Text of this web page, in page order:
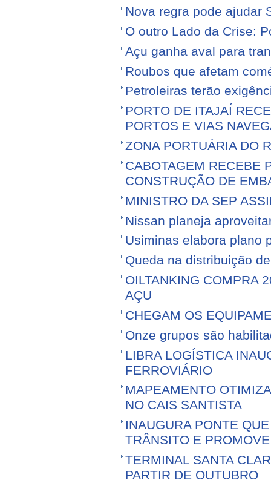
Nova regra pode ajudar
O outro Lado da Crise:
Açu ganha aval para
Roubos que afetam
Petroleiras terão
PORTO DE ITAJAÍ
PORTOS E VIAS
ZONA PORTUÁRIA DO
CABOTAGEM RECEBE
CONSTRUÇÃO DE
MINISTRO DA SEP
Nissan planeja
Usiminas elabora plano
Queda na distribuição
OILTANKING COMPRA
AÇU
CHEGAM OS
Onze grupos são
LIBRA LOGÍSTICA
FERROVIÁRIO
MAPEAMENTO
NO CAIS SANTISTA
INAUGURA PONTE
TRÂNSITO E
TERMINAL SANTA
PARTIR DE OUTUBRO